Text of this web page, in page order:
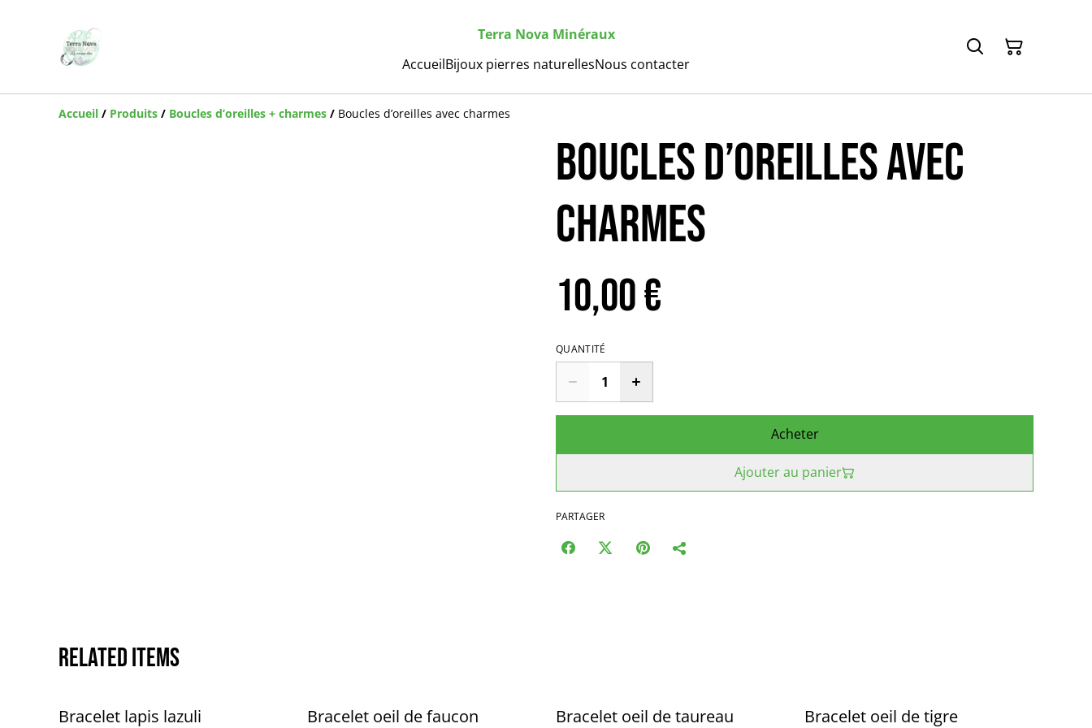
Terra Nova Minéraux
AccueilBijoux pierres naturellesNous contacter
Accueil / Produits / Boucles d’oreilles + charmes / Boucles d’oreilles avec charmes
Boucles d’oreilles avec
charmes
10,00 €
QUANTITÉ
Acheter
Ajouter au panier
PARTAGER
Related items
Bracelet lapis lazuli Bracelet oeil de faucon Bracelet oeil de taureau Bracelet oeil de tigre